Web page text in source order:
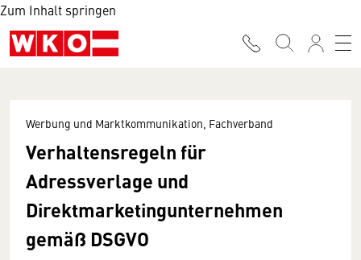
Zum Inhalt springen
Werbung und Marktkommunikation, Fachverband
Verhaltensregeln für
Adressverlage und
Direktmarketingunternehmen
gemäß DSGVO